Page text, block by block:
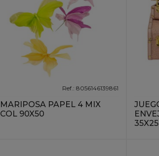
Ref.: 8056146139861
MARIPOSA PAPEL 4 MIX
COL 90X50